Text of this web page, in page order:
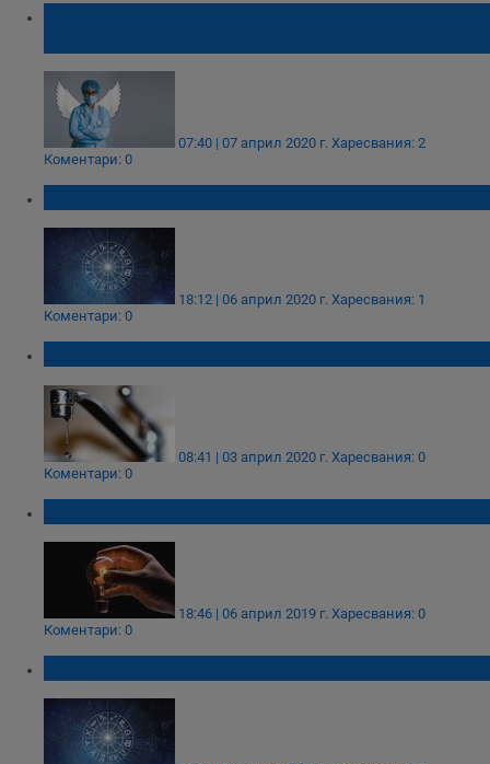
07:40 | 07 април 2020 г. Харесвания: 2
Коментари: 0
18:12 | 06 април 2020 г. Харесвания: 1
Коментари: 0
08:41 | 03 април 2020 г. Харесвания: 0
Коментари: 0
18:46 | 06 април 2019 г. Харесвания: 0
Коментари: 0